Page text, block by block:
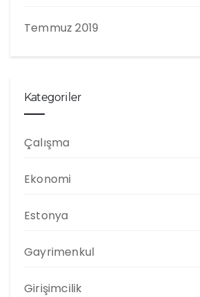
Temmuz 2019
Kategoriler
Çalışma
Ekonomi
Estonya
Gayrimenkul
Girişimcilik